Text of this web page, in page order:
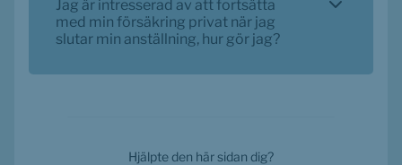
Jag är intresserad av att fortsätta
med min försäkring privat när jag
slutar min anställning, hur gör jag?
Hjälpte den här sidan dig?